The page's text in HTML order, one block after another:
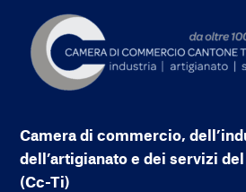
Camera di commercio,
dell’artigianato e dei servizi
(Cc-Ti)